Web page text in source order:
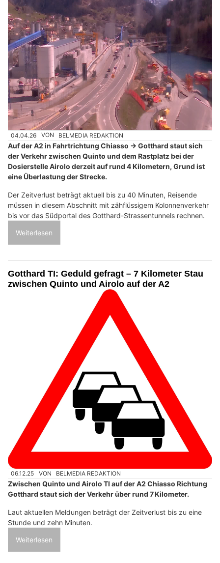
04.04.26 VON BELMEDIA REDAKTION
Auf der A2 in Fahrtrichtung Chiasso → Gotthard staut sich
der Verkehr zwischen Quinto und dem Rastplatz bei der
Dosierstelle Airolo derzeit auf rund 4 Kilometern, Grund ist
eine Überlastung der Strecke.
Der Zeitverlust beträgt aktuell bis zu 40 Minuten, Reisende
müssen in diesem Abschnitt mit zähflüssigem Kolonnenverkehr
bis vor das Südportal des Gotthard-Strassentunnels rechnen.
Weiterlesen
Gotthard TI: Geduld gefragt – 7 Kilometer Stau
zwischen Quinto und Airolo auf der A2
06.12.25 VON BELMEDIA REDAKTION
Zwischen Quinto und Airolo TI auf der A2 Chiasso Richtung
Gotthard staut sich der Verkehr über rund 7 Kilometer.
Laut aktuellen Meldungen beträgt der Zeitverlust bis zu eine
Stunde und zehn Minuten.
Weiterlesen